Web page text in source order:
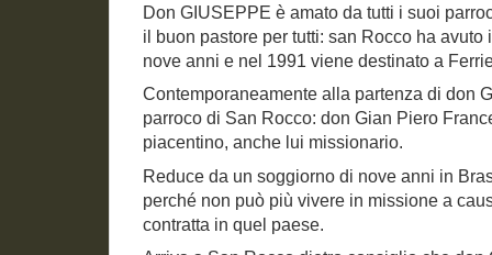
Don GIUSEPPE è amato da tutti i suoi
il buon pastore per tutti: san Rocco ha
nove anni e nel 1991 viene destinato a
Contemporaneamente alla partenza di don
parroco di San Rocco: don Gian Piero
piacentino, anche lui missionario.
Reduce da un soggiorno di nove anni in
perché non può più vivere in missione a
contratta in quel paese.